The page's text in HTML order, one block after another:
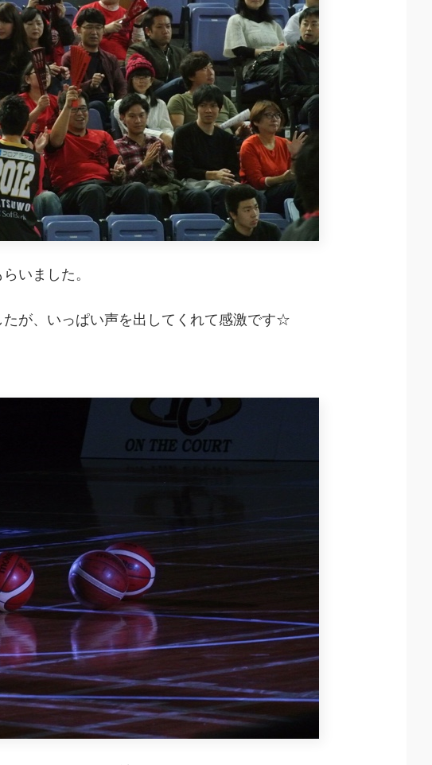
いました。
が、いっぱい声を出してくれて感激です☆